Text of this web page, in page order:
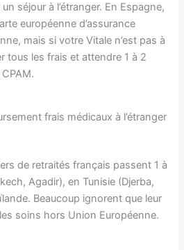
séjour à l’étranger. En Espagne,
européenne d’assurance
mais si votre Vitale n’est pas à
tous les frais et attendre 1 à 2
frais médicaux à l’étranger
de retraités français passent 1 à
Agadir), en Tunisie (Djerba,
Beaucoup ignorent que leur
soins hors Union Européenne.